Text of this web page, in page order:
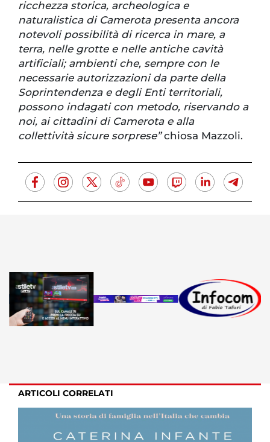
ricchezza storica, archeologica e
naturalistica di Camerota presenta ancora
notevoli possibilità di ricerca in mare, a
terra, nelle grotte e nelle antiche cavità
artificiali; ambienti che, sempre con le
necessarie autorizzazioni da parte della
Soprintendenza e degli Enti territoriali,
possono indagati con metodo, riservando a
noi, ai cittadini di Camerota e alla
collettività sicure sorprese”chiosa Mazzoli.
ARTICOLI CORRELATI